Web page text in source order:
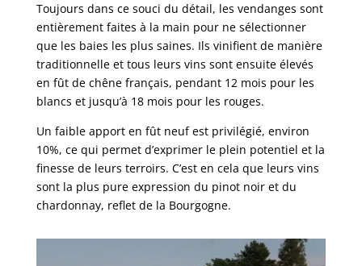
Toujours dans ce souci du détail, les vendanges sont
entièrement faites à la main pour ne sélectionner
que les baies les plus saines. Ils vinifient de manière
traditionnelle et tous leurs vins sont ensuite élevés
en fût de chêne français, pendant 12 mois pour les
blancs et jusqu’à 18 mois pour les rouges.
Un faible apport en fût neuf est privilégié, environ
10%, ce qui permet d’exprimer le plein potentiel et la
finesse de leurs terroirs. C’est en cela que leurs vins
sont la plus pure expression du pinot noir et du
chardonnay, reflet de la Bourgogne.